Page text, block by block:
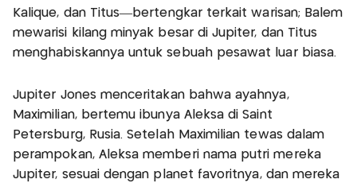
Kalique, dan Titus—bertengkar terkait warisan; Balem
mewarisi kilang minyak besar di Jupiter, dan Titus
menghabiskannya untuk sebuah pesawat luar biasa.
Jupiter Jones menceritakan bahwa ayahnya,
Maximilian, bertemu ibunya Aleksa di Saint
Petersburg, Rusia. Setelah Maximilian tewas dalam
perampokan, Aleksa memberi nama putri mereka
Jupiter, sesuai dengan planet favoritnya, dan mereka